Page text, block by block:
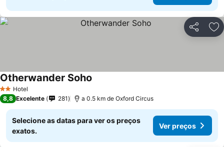
Partilhar
2 Estrelas
Hotel
Otherwander Soho
8,8 Excelente 281 a 0.5 km de Oxford Circus
Selecione as datas para ver os preços
exatos.
Ver preços